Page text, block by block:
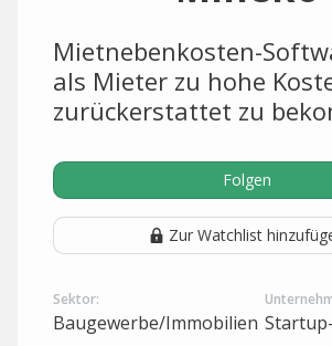
Mietnebenkosten-
als Mieter zu hohe
zurückerstattet zu
Folgen
Zur Watchlist
Sektor:
Baugewerbe/Immobilien